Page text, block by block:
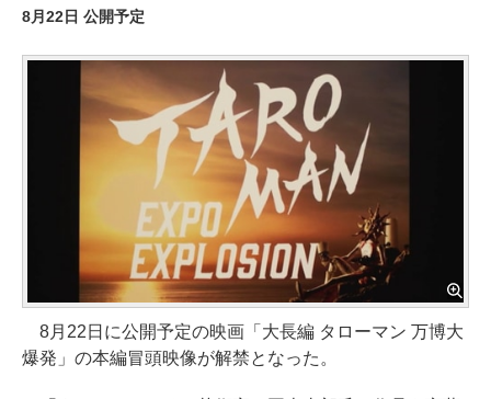
8月22日 公開予定
8月22日に公開予定の映画「大長編 タローマン 万博大
爆発」の本編冒頭映像が解禁となった。